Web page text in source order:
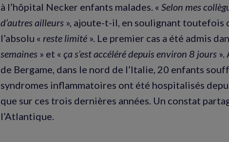
à l’hôpital Necker enfants malades. « Selon mes
d’autres ailleurs », ajoute-t-il, en soulignant toutefois
l’absolu « reste limité ». Le premier cas a été admis
semaines » et « ça s’est accéléré depuis environ 8 jours ».
de Bergame, dans le nord de l’Italie, 20 enfants
syndromes inflammatoires ont été hospitalisés
que sur ces trois dernières années. Un constat
l’Atlantique.